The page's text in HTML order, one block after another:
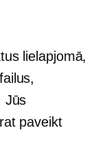
lielapjomā,
Jūs
paveikt